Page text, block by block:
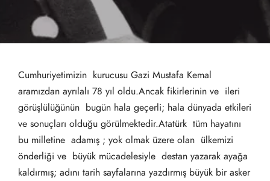
Cumhuriyetimizin kurucusu Gazi Mustafa Kemal
aramızdan ayrılalı 78 yıl oldu.Ancak fikirlerinin ve ileri
görüşlülüğünün bugün hala geçerli; hala dünyada etkileri
ve sonuçları olduğu görülmektedir.Atatürk tüm hayatını
bu milletine adamış ; yok olmak üzere olan ülkemizi
önderliği ve büyük mücadelesiyle destan yazarak ayağa
kaldırmış; adını tarih sayfalarına yazdırmış büyük bir asker